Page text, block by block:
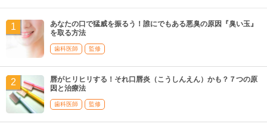
あなたの口で猛威を振るう！誰にでもある悪臭の原因『臭い玉』
を取る方法
歯科医師 監修
唇がヒリヒリする！それ口唇炎（こうしんえん）かも？７つの原
因と治療法
歯科医師 監修